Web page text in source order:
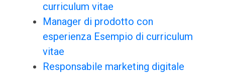
curriculum vitae
Manager di prodotto con
esperienza Esempio di curriculum
vitae
Responsabile marketing digitale